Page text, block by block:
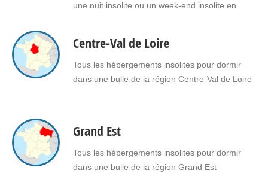
une nuit insolite ou un week-end insolite en
sauna dans une bulle en Bretagne pour vous ou
pour offrir un cadeau insolite à…
Centre-Val de Loire
Tous les hébergements insolites pour dormir
dans une bulle de la région Centre-Val de Loire
Grand Est
Tous les hébergements insolites pour dormir
dans une bulle de la région Grand Est